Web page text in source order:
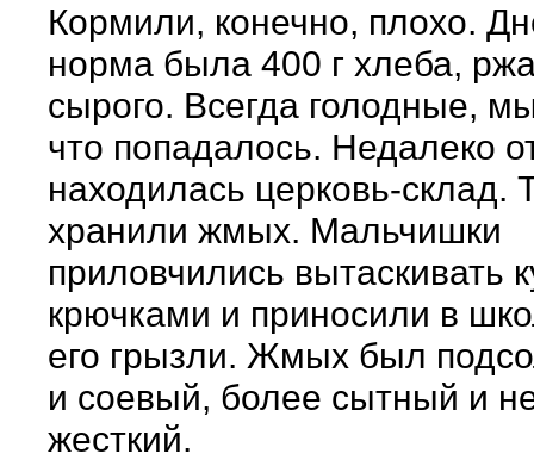
Кормили, конечно, плохо.
норма была 400 г хлеба,
сырого. Всегда голодные,
что попадалось. Недалеко
находилась церковь-склад.
хранили жмых. Мальчишки
приловчились вытаскивать
крючками и приносили в
его грызли. Жмых был
и соевый, более сытный и
жесткий.